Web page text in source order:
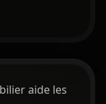
aide les